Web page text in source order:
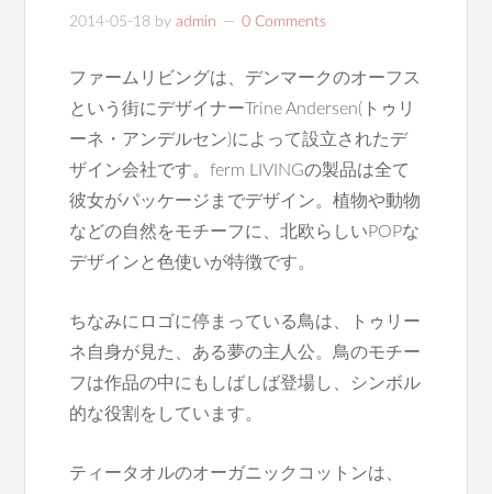
2014-05-18 byadmin 0 Comments
ファームリビングは、デンマークのオーフス
という街にデザイナーTrine Andersen(トゥリ
ーネ・アンデルセン)によって設立されたデ
ザイン会社です。ferm LIVINGの製品は全て
彼女がパッケージまでデザイン。植物や動物
などの自然をモチーフに、北欧らしいPOPな
デザインと色使いが特徴です。
ちなみにロゴに停まっている鳥は、トゥリー
ネ自身が見た、ある夢の主人公。鳥のモチー
フは作品の中にもしばしば登場し、シンボル
的な役割をしています。
ティータオルのオーガニックコットンは、